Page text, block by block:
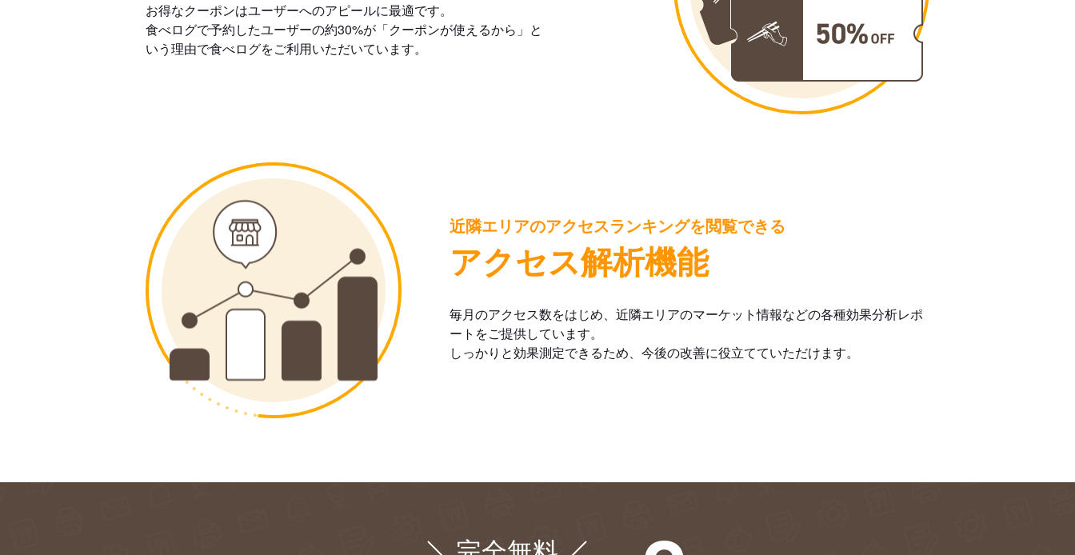
お得なクーポンはユーザーへのアピールに最適です。
食べログで予約したユーザーの約30%が「クーポンが使えるから」と
いう理由で食べログをご利用いただいています。
近隣エリアのアクセスランキングを閲覧できる
アクセス解析機能
毎月のアクセス数をはじめ、近隣エリアのマーケット情報などの各種効果分析レポ
ートをご提供しています。
しっかりと効果測定できるため、今後の改善に役立てていただけます。